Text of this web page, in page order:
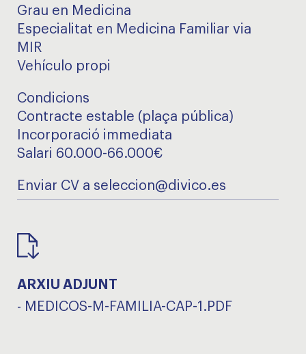
Grau en Medicina
Especialitat en Medicina Familiar via
MIR
Vehículo propi
Condicions
Contracte estable (plaça pública)
Incorporació immediata
Salari 60.000-66.000€
Enviar CV a seleccion@divico.es
ARXIU ADJUNT
- MEDICOS-M-FAMILIA-CAP-1.PDF